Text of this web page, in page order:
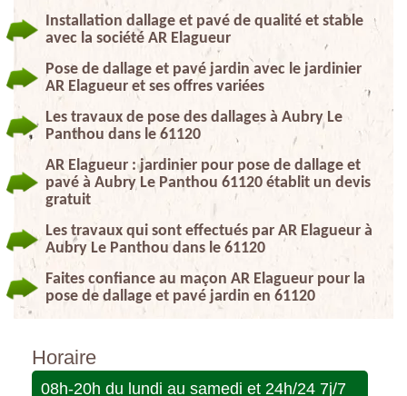
Installation dallage et pavé de qualité et stable
avec la société AR Elagueur
Pose de dallage et pavé jardin avec le jardinier
AR Elagueur et ses offres variées
Les travaux de pose des dallages à Aubry Le
Panthou dans le 61120
AR Elagueur : jardinier pour pose de dallage et
pavé à Aubry Le Panthou 61120 établit un devis
gratuit
Les travaux qui sont effectués par AR Elagueur à
Aubry Le Panthou dans le 61120
Faites confiance au maçon AR Elagueur pour la
pose de dallage et pavé jardin en 61120
Horaire
08h-20h du lundi au samedi et 24h/24 7j/7